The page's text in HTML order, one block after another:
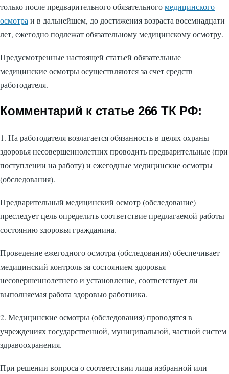
только после предварительного обязательногомедицинского
осмотра и в дальнейшем, до достижения возраста восемнадцати
лет, ежегодно подлежат обязательному медицинскому осмотру.
Предусмотренные настоящей статьей обязательные
медицинские осмотры осуществляются за счет средств
работодателя.
Комментарий к статье 266 ТК РФ:
1. На работодателя возлагается обязанность в целях охраны
здоровья несовершеннолетних проводить предварительные (при
поступлении на работу) и ежегодные медицинские осмотры
(обследования).
Предварительный медицинский осмотр (обследование)
преследует цель определить соответствие предлагаемой работы
состоянию здоровья гражданина.
Проведение ежегодного осмотра (обследования) обеспечивает
медицинский контроль за состоянием здоровья
несовершеннолетнего и установление, соответствует ли
выполняемая работа здоровью работника.
2. Медицинские осмотры (обследования) проводятся в
учреждениях государственной, муниципальной, частной систем
здравоохранения.
При решении вопроса о соответствии лица избранной или